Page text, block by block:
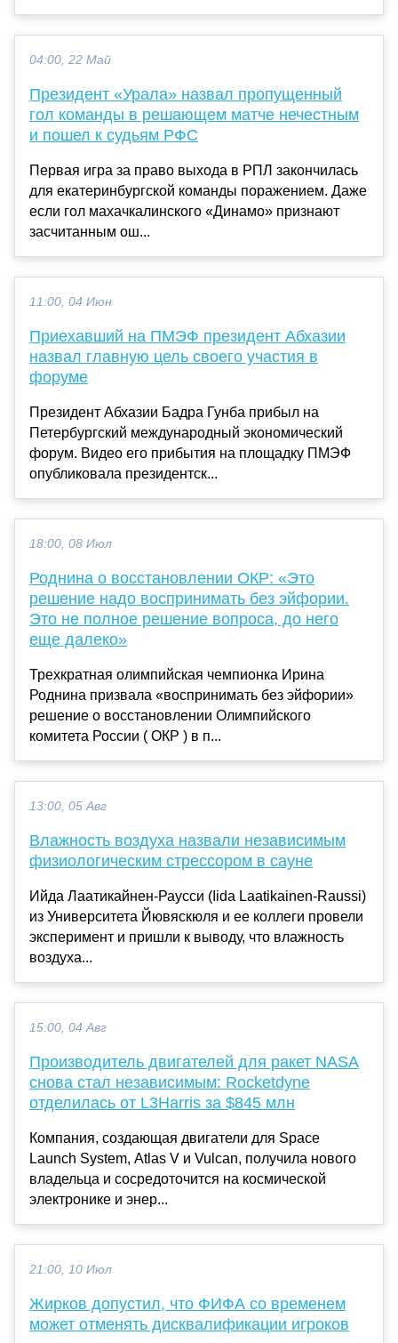
04:00, 22 Май
Президент «Урала» назвал пропущенный
гол команды в решающем матче нечестным
и пошел к судьям РФС
Первая игра за право выхода в РПЛ закончилась
для екатеринбургской команды поражением. Даже
если гол махачкалинского «Динамо» признают
засчитанным ош...
11:00, 04 Июн
Приехавший на ПМЭФ президент Абхазии
назвал главную цель своего участия в
форуме
Президент Абхазии Бадра Гунба прибыл на
Петербургский международный экономический
форум. Видео его прибытия на площадку ПМЭФ
опубликовала президентск...
18:00, 08 Июл
Роднина о восстановлении ОКР: «Это
решение надо воспринимать без эйфории.
Это не полное решение вопроса, до него
еще далеко»
Трехкратная олимпийская чемпионка Ирина
Роднина призвала «воспринимать без эйфории»
решение о восстановлении Олимпийского
комитета России ( ОКР ) в п...
13:00, 05 Авг
Влажность воздуха назвали независимым
физиологическим стрессором в сауне
Ийда Лаатикайнен-Раусси (Iida Laatikainen-Raussi)
из Университета Йювяскюля и ее коллеги провели
эксперимент и пришли к выводу, что влажность
воздуха...
15:00, 04 Авг
Производитель двигателей для ракет NASA
снова стал независимым: Rocketdyne
отделилась от L3Harris за $845 млн
Компания, создающая двигатели для Space
Launch System, Atlas V и Vulcan, получила нового
владельца и сосредоточится на космической
электронике и энер...
21:00, 10 Июл
Жирков допустил, что ФИФА со временем
может отменять дисквалификации игроков